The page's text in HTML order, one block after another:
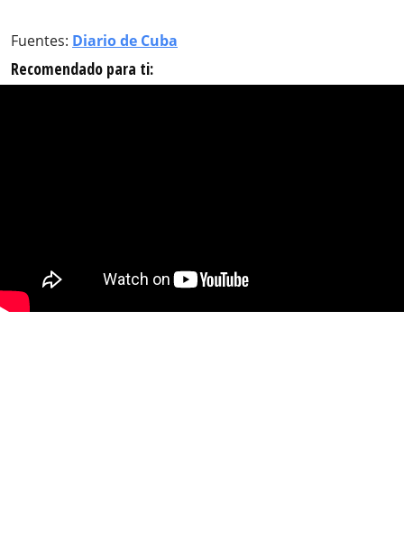
Fuentes: Diario de Cuba
Recomendado para ti: